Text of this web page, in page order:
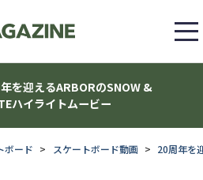
を迎えるARBORのSNOW &
ハイライトムービー
ボード スケートボード動画 20周年を